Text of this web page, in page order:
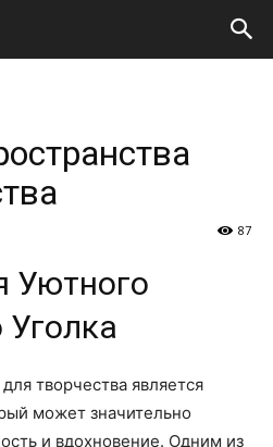
87
Уютного
Уголка
творчества является
может значительно
и вдохновение. Одним из